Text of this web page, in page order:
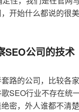
开始什么都说的很
SEO公司的技术
路的公司，比较各
SEO行业不存在统
密，外人谁都不清